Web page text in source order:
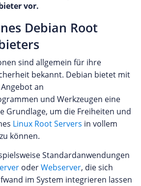
vor.
Debian Root
sind allgemein für ihre
bekannt. Debian bietet mit
an
und Werkzeugen eine
Grundlage, um die Freiheiten und
Linux Root Servers in vollem
können.
Standardanwendungen
oderWebserver, die sich
im System integrieren lassen